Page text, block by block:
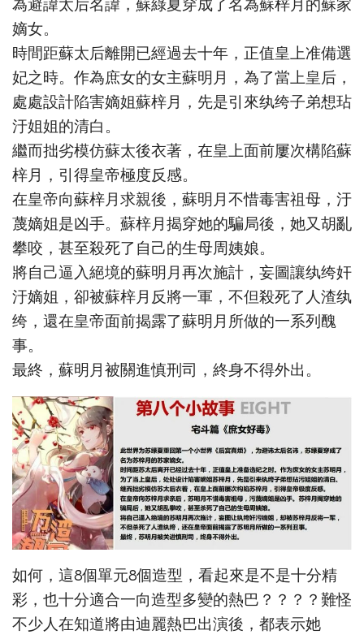
為避諱太后名諱，蘇綠夏穿成了名為蘇梓月的蘇家
嫡女。
時間距蘇太后離開已經過去十年，正值皇上准備選
妃之時。作為庶女的女主蘇明月，為了當上皇后，
處處設計陷害嫡姐蘇梓月，先是引來纨绔子弟想玷
汙姐姐的清白。
繼而拙劣模仿蘇太後衣著，在皇上面前屢次構陷蘇
梓月，引得皇帝極度反感。
在皇帝向蘇梓月求親後，蘇明月不惜毒害祖母，汙
蔑嫡姐是凶手。蘇梓月揭穿她的騙局後，她又胡亂
攀咬，甚至殺死了自己的生母周姨娘。
將自己逼入絕境的蘇明月再次施計，妄圖讓纨绔奸
汙嫡姐，卻被蘇梓月反將一軍，不但殺死了人渣纨
绔，還在皇帝面前揭露了蘇明月所做的一系列醜
事。
最終，蘇明月被關進慎刑司，終身不得外出。
如何，這8個單元8個造型，看起來是不是十分精
彩，也十分適合一向造型多變的熱巴？？？？難怪
不少人在知道將由迪麗熱巴出演後，都表示她